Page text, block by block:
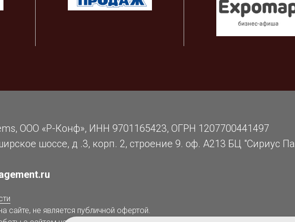
ООО «Р-Конф», ИНН 9701165423, ОГРН 1207700441497
шоссе, д .3, корп. 2, строение 9. оф. А213 БЦ "Сириус
сайте, не является публичной офертой.